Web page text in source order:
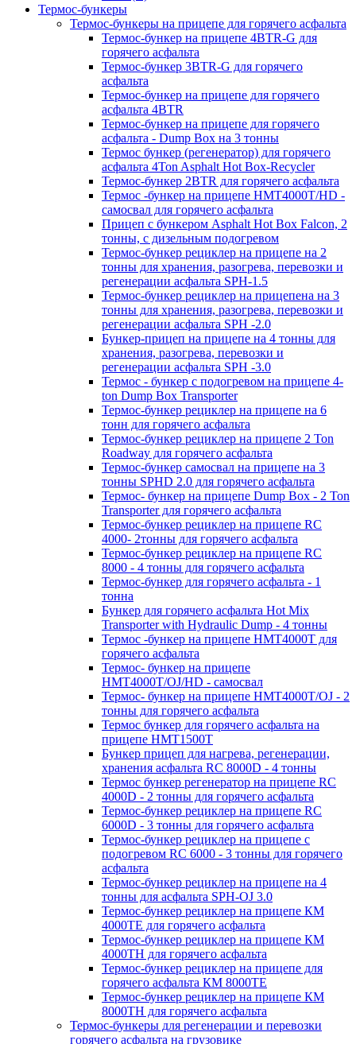
Термос-бункеры
Термос-бункеры на прицепе для горячего асфальта
Термос-бункер на прицепе 4BTR-G для
горячего асфальта
Термос-бункер 3BTR-G для горячего
асфальта
Термос-бункер на прицепе для горячего
асфальта 4BTR
Термос-бункер на прицепе для горячего
асфальта - Dump Box на 3 тонны
Термос бункер (регенератор) для горячего
асфальта 4Ton Asphalt Hot Box-Recycler
Термос-бункер 2BTR для горячего асфальта
Термос -бункер на прицепе HMT4000T/HD -
самосвал для горячего асфальта
Прицеп с бункером Asphalt Hot Box Falcon, 2
тонны, с дизельным подогревом
Термос-бункер рециклер на прицепе на 2
тонны для хранения, разогрева, перевозки и
регенерации асфальта SPH-1.5
Термос-бункер рециклер на прицепена на 3
тонны для хранения, разогрева, перевозки и
регенерации асфальта SPH -2.0
Бункер-прицеп на прицепе на 4 тонны для
хранения, разогрева, перевозки и
регенерации асфальта SPH -3.0
Термос - бункер с подогревом на прицепе 4-
ton Dump Box Transporter
Термос-бункер рециклер на прицепе на 6
тонн для горячего асфальта
Термос-бункер рециклер на прицепе 2 Ton
Roadway для горячего асфальта
Термос-бункер самосвал на прицепе на 3
тонны SPHD 2.0 для горячего асфальта
Термос- бункер на прицепе Dump Box - 2 Ton
Transporter для горячего асфальта
Термос-бункер рециклер на прицепе RC
4000- 2тонны для горячего асфальта
Термос-бункер рециклер на прицепе RC
8000 - 4 тонны для горячего асфальта
Термос-бункер для горячего асфальта - 1
тонна
Бункер для горячего асфальта Hot Mix
Transporter with Hydraulic Dump - 4 тонны
Термос -бункер на прицепе HMT4000T для
горячего асфальта
Термос- бункер на прицепе
HMT4000T/OJ/HD - самосвал
Термос- бункер на прицепе HMT4000T/OJ - 2
тонны для горячего асфальта
Термос бункер для горячего асфальта на
прицепе HMT1500T
Бункер прицеп для нагрева, регенерации,
хранения асфальта RC 8000D - 4 тонны
Термос бункер регенератор на прицепе RC
4000D - 2 тонны для горячего асфальта
Термос-бункер рециклер на прицепе RC
6000D - 3 тонны для горячего асфальта
Термос-бункер рециклер на прицепе с
подогревом RC 6000 - 3 тонны для горячего
асфальта
Термос-бункер рециклер на прицепе на 4
тонны для асфальта SPH-OJ 3.0
Термос-бункер рециклер на прицепе КМ
4000ТЕ для горячего асфальта
Термос-бункер рециклер на прицепе КМ
4000ТН для горячего асфальта
Термос-бункер рециклер на прицепе для
горячего асфальта КМ 8000ТЕ
Термос-бункер рециклер на прицепе КМ
8000ТH для горячего асфальта
Термос-бункеры для регенерации и перевозки
горячего асфальта на грузовике